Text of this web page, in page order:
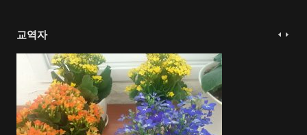
교역자